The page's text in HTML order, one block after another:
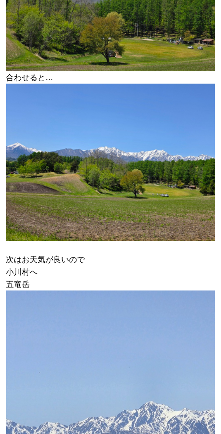
合わせると…
次はお天気が良いので
小川村へ
五竜岳